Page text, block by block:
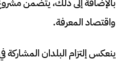
واقتصاد المعرفة.
ينعكس إلتزام البلدان